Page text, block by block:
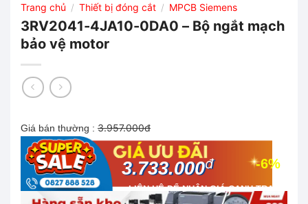
Trang chủ / Thiết bị đóng cắt / MPCB Siemens
3RV2041-4JA10-0DA0 – Bộ ngắt mạch
bảo vệ motor
Giá bán thường : 3.957.000đ
-6%
3.733.000đ
LIÊN HỆ ĐỂ NHẬN GIÁ CẠNH TRANH